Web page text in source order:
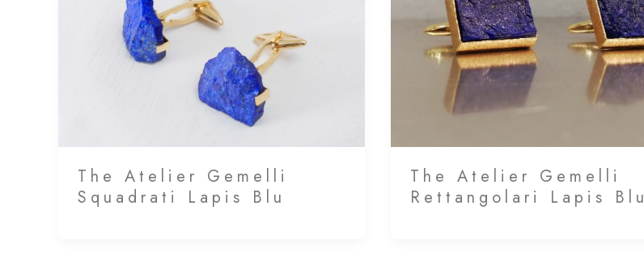
The Atelier Gemelli
Squadrati Lapis Blu
The Atelier Gemelli
Rettangolari Lapis Blu